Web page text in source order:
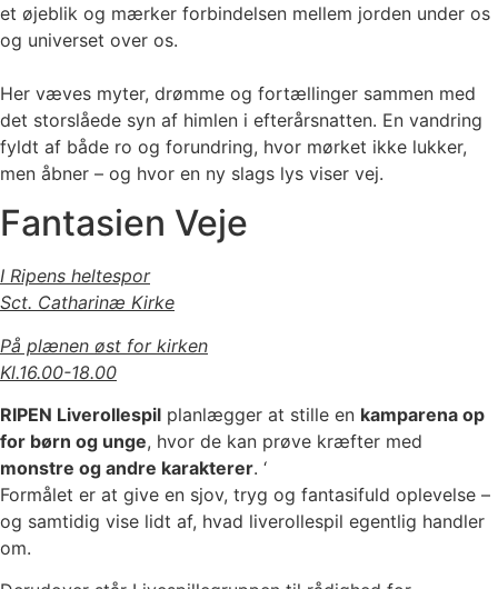
et øjeblik og mærker forbindelsen mellem jorden under os
og universet over os.
Her væves myter, drømme og fortællinger sammen med
det storslåede syn af himlen i efterårsnatten. En vandring
fyldt af både ro og forundring, hvor mørket ikke lukker,
men åbner – og hvor en ny slags lys viser vej.
Fantasien Veje
I Ripens heltespor
Sct. Catharinæ Kirke
På plænen øst for kirken
Kl.16.00-18.00
RIPEN Liverollespil planlægger at stille en kamparena op
for børn og unge, hvor de kan prøve kræfter med
monstre og andre karakterer. ‘
Formålet er at give en sjov, tryg og fantasifuld oplevelse –
og samtidig vise lidt af, hvad liverollespil egentlig handler
om.